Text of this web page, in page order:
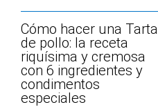
Cómo hacer una Tarta
de pollo: la receta
riquísima y cremosa
con 6 ingredientes y
condimentos
especiales